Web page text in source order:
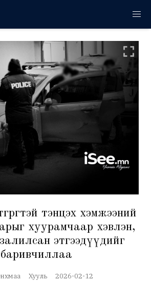
тэнцэх хэмжээний
хуурамчаар хэвлэн,
этгээдүүдийг
баривчиллаа
Хууль 2026-02-12